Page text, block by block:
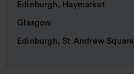
Edinburgh, Haymarket
Glasgow
Edinburgh, St Andrew Square